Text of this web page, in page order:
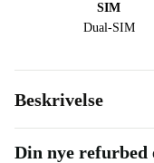
SIM
Dual-SIM
Beskrivelse
Din nye refurbed